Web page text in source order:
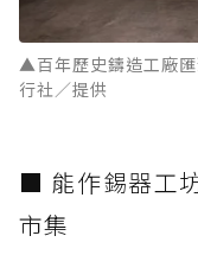
▲百年歷史鑄造工廠
行社／提供
■ 能作錫器工
市集